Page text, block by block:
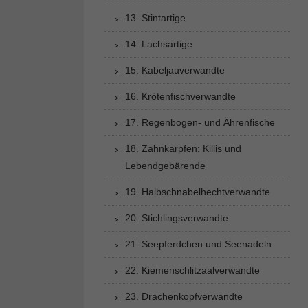
13. Stintartige
14. Lachsartige
15. Kabeljauverwandte
16. Krötenfischverwandte
17. Regenbogen- und Ährenfische
18. Zahnkarpfen: Killis und
Lebendgebärende
19. Halbschnabelhechtverwandte
20. Stichlingsverwandte
21. Seepferdchen und Seenadeln
22. Kiemenschlitzaalverwandte
23. Drachenkopfverwandte